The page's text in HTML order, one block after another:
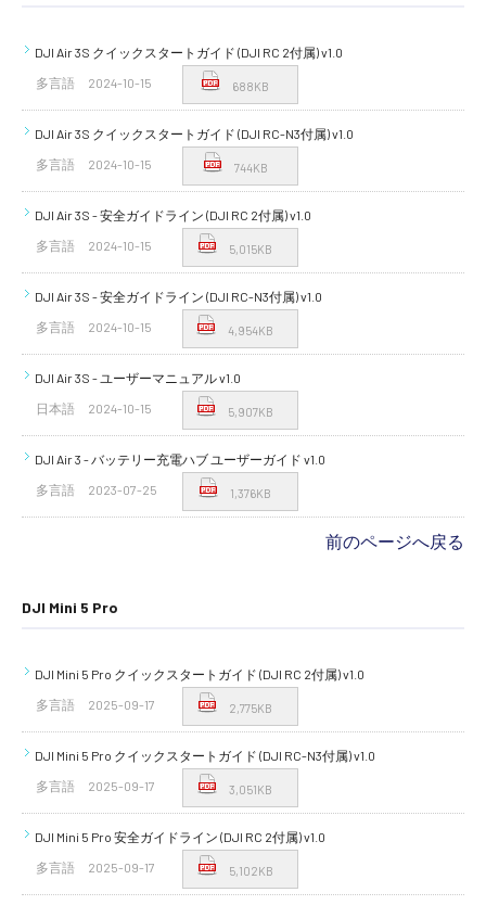
DJI Air 3S クイックスタートガイド (DJI RC 2付属) v1.0
多言語
2024-10-15 688KB
DJI Air 3S クイックスタートガイド (DJI RC-N3付属) v1.0
多言語
2024-10-15 744KB
DJI Air 3S - 安全ガイドライン (DJI RC 2付属) v1.0
多言語
2024-10-15 5,015KB
DJI Air 3S - 安全ガイドライン (DJI RC-N3付属) v1.0
多言語
2024-10-15 4,954KB
DJI Air 3S - ユーザーマニュアル v1.0
日本語
2024-10-15 5,907KB
DJI Air 3 - バッテリー充電ハブ ユーザーガイド v1.0
多言語
2023-07-25 1,376KB
前のページへ戻る
DJI Mini 5 Pro
DJI Mini 5 Pro クイックスタートガイド (DJI RC 2付属) v1.0
多言語
2025-09-17 2,775KB
DJI Mini 5 Pro クイックスタートガイド (DJI RC-N3付属) v1.0
多言語
2025-09-17 3,051KB
DJI Mini 5 Pro 安全ガイドライン (DJI RC 2付属) v1.0
多言語
2025-09-17 5,102KB